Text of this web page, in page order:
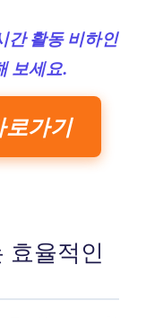
간 활동 비하인
보세요.
로가기
효율적인